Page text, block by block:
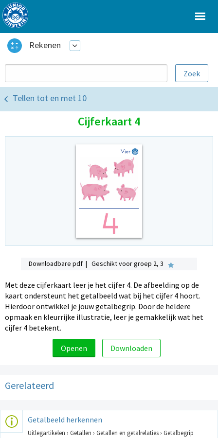
Rekenen
Tellen tot en met 10
Cijferkaart 4
Downloadbare pdf | Geschikt voor groep 2, 3
Met deze cijferkaart leer je het cijfer 4. De afbeelding op de
kaart ondersteunt het getalbeeld wat bij het cijfer 4 hoort.
Hierdoor ontwikkel je jouw getalbegrip. Door de heldere
opmaak en kleurrijke illustratie, leer je gemakkelijk wat het
cijfer 4 betekent.
Openen Downloaden
Gerelateerd
Getalbeeld herkennen
Uitlegartikelen › Getallen › Getallen en getalrelaties › Getalbegrip